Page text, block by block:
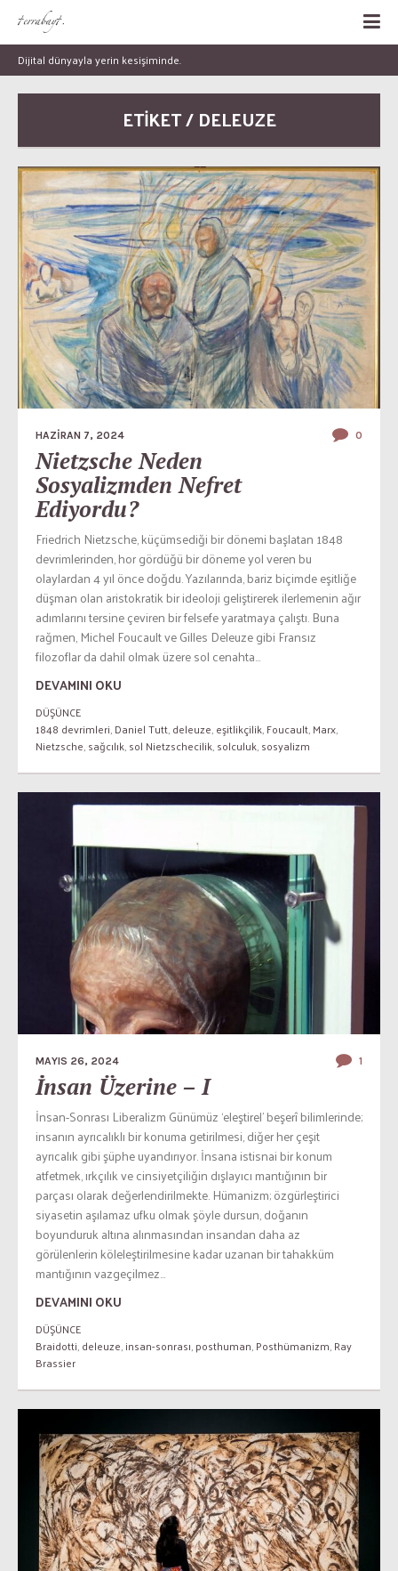
Dijital dünyayla yerin kesişiminde.
ETİKET / DELEUZE
HAZIRAN 7, 2024 0
Nietzsche Neden
Sosyalizmden Nefret
Ediyordu?
Friedrich Nietzsche, küçümsediği bir dönemi başlatan 1848
devrimlerinden, hor gördüğü bir döneme yol veren bu
olaylardan 4 yıl önce doğdu. Yazılarında, bariz biçimde eşitliğe
düşman olan aristokratik bir ideoloji geliştirerek ilerlemenin ağır
adımlarını tersine çeviren bir felsefe yaratmaya çalıştı. Buna
rağmen, Michel Foucault ve Gilles Deleuze gibi Fransız
filozoflar da dahil olmak üzere sol cenahta...
DEVAMINI OKU
DÜŞÜNCE
1848 devrimleri,Daniel Tutt,deleuze,eşitlikçilik,Foucault,Marx,
Nietzsche,sağcılık,sol Nietzschecilik,solculuk,sosyalizm
MAYIS 26, 2024 1
İnsan Üzerine – I
İnsan-Sonrası Liberalizm Günümüz ‘eleştirel’ beşerî bilimlerinde;
insanın ayrıcalıklı bir konuma getirilmesi, diğer her çeşit
ayrıcalık gibi şüphe uyandırıyor. İnsana istisnai bir konum
atfetmek, ırkçılık ve cinsiyetçiliğin dışlayıcı mantığının bir
parçası olarak değerlendirilmekte. Hümanizm; özgürleştirici
siyasetin aşılamaz ufku olmak şöyle dursun, doğanın
boyunduruk altına alınmasından insandan daha az
görülenlerin köleleştirilmesine kadar uzanan bir tahakküm
mantığının vazgeçilmez...
DEVAMINI OKU
DÜŞÜNCE
Braidotti,deleuze,insan-sonrası,posthuman,Posthümanizm,Ray
Brassier